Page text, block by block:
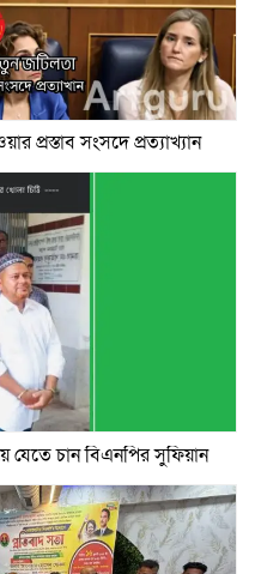
প্রস্তাব সংসদে প্রত্যাখ্যান
চান বিএনপির সুফিয়ান